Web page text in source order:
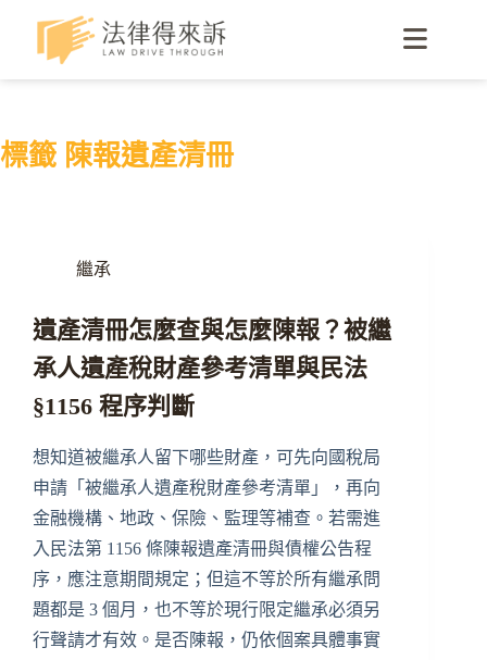
標籤 陳報遺產清冊
繼承
遺產清冊怎麼查與怎麼陳報？被繼
承人遺產稅財產參考清單與民法
§1156 程序判斷
想知道被繼承人留下哪些財產，可先向國稅局
申請「被繼承人遺產稅財產參考清單」，再向
金融機構、地政、保險、監理等補查。若需進
入民法第 1156 條陳報遺產清冊與債權公告程
序，應注意期間規定；但這不等於所有繼承問
題都是 3 個月，也不等於現行限定繼承必須另
行聲請才有效。是否陳報，仍依個案具體事實